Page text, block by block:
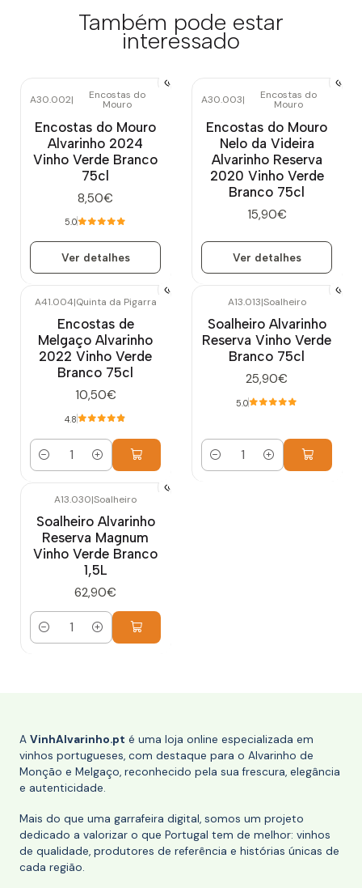
Também pode estar
interessado
Esgotado
A30.002| Encostas do
Mouro
Encostas do Mouro
Alvarinho 2024
Vinho Verde Branco
75cl
8,50€
5.0
Ver detalhes
Esgotado
A30.003| Encostas do
Mouro
Encostas do Mouro
Nelo da Videira
Alvarinho Reserva
2020 Vinho Verde
Branco 75cl
15,90€
Ver detalhes
A41.004|Quinta da Pigarra
Encostas de
Melgaço Alvarinho
2022 Vinho Verde
Branco 75cl
10,50€
4.8
Quantidade
A13.013|Soalheiro
Soalheiro Alvarinho
Reserva Vinho Verde
Branco 75cl
25,90€
5.0
Quantidade
A13.030|Soalheiro
Soalheiro Alvarinho
Reserva Magnum
Vinho Verde Branco
1,5L
62,90€
Quantidade
A VinhAlvarinho.pt é uma loja online especializada em
vinhos portugueses, com destaque para o Alvarinho de
Monção e Melgaço, reconhecido pela sua frescura, elegância
e autenticidade.
Mais do que uma garrafeira digital, somos um projeto
dedicado a valorizar o que Portugal tem de melhor: vinhos
de qualidade, produtores de referência e histórias únicas de
cada região.